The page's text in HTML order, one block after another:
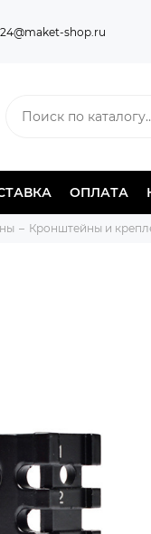
shop.ru
ОПЛАТА
Кронштейны и